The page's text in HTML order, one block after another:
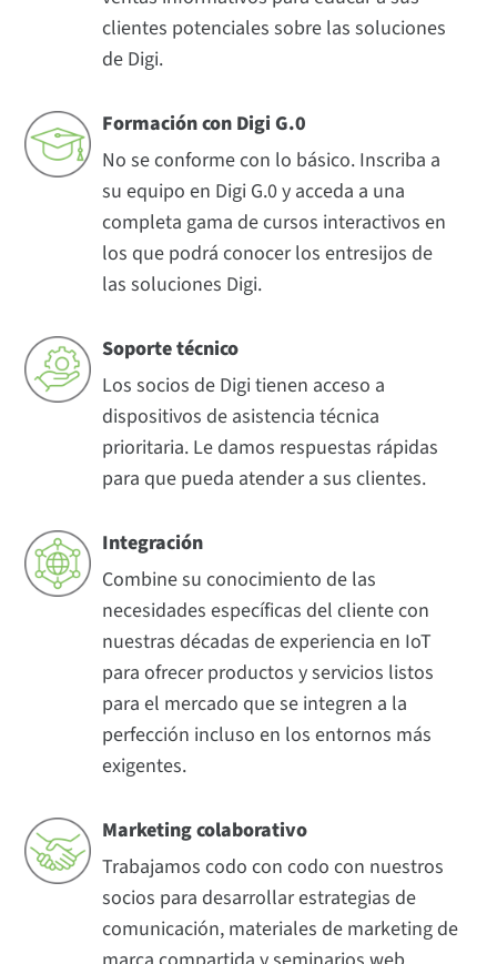
clientes potenciales sobre las soluciones
de Digi.
Formación con Digi G.0
No se conforme con lo básico. Inscriba a
su equipo en Digi G.0 y acceda a una
completa gama de cursos interactivos en
los que podrá conocer los entresijos de
las soluciones Digi.
Soporte técnico
Los socios de Digi tienen acceso a
dispositivos de asistencia técnica
prioritaria. Le damos respuestas rápidas
para que pueda atender a sus clientes.
Integración
Combine su conocimiento de las
necesidades específicas del cliente con
nuestras décadas de experiencia en IoT
para ofrecer productos y servicios listos
para el mercado que se integren a la
perfección incluso en los entornos más
exigentes.
Marketing colaborativo
Trabajamos codo con codo con nuestros
socios para desarrollar estrategias de
comunicación, materiales de marketing de